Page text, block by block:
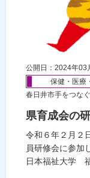
公開日：2024年03
保健・医療
春日井市手をつな
県育成会の
令和６年２月２
員研修会に参加
日本福祉大学